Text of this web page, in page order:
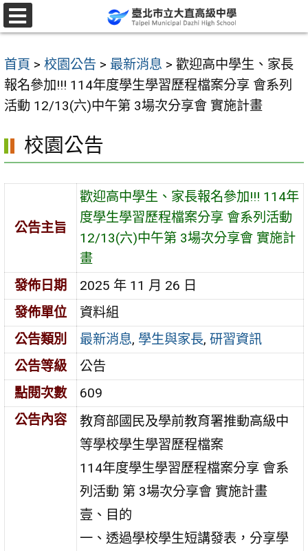
跳
至
要
內
容
首頁 > 校園公告 > 最新消息 > 歡迎高中學生、家長
報名參加!!! 114年度學生學習歷程檔案分享 會系列
活動 12/13(六)中午第 3場次分享會 實施計畫
校園公告
公告主旨
歡迎高中學生、家長報名參加!!! 114年
度學生學習歷程檔案分享 會系列活動
12/13(六)中午第 3場次分享會 實施計
畫
發佈日期
2025 年 11 月 26 日
發佈單位
資料組
公告類別
最新消息, 學生與家長,研習資訊
公告等級
公告
點閱次數
609
公告內容
教育部國民及學前教育署推動高級中
等學校學生學習歷程檔案
114年度學生學習歷程檔案分享 會系
列活動 第 3場次分享會 實施計畫
壹、目的
一、透過學校學生短講發表，分享學
選
單